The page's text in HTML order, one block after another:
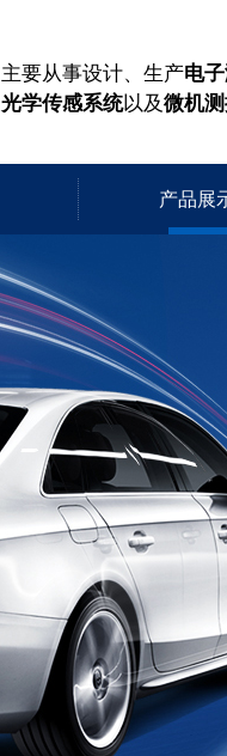
主要从事设计、生产电
光学传感系统以及微机
产品展